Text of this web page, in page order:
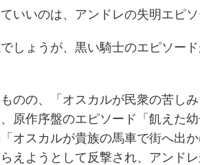
いいのは、アンドレの失明エピソ
しょうが、黒い騎士のエピソー
のの、「オスカルが民衆の苦し
原作序盤のエピソード「飢えた
オスカルが貴族の馬車で街へ出
えようとして反撃され、アンド